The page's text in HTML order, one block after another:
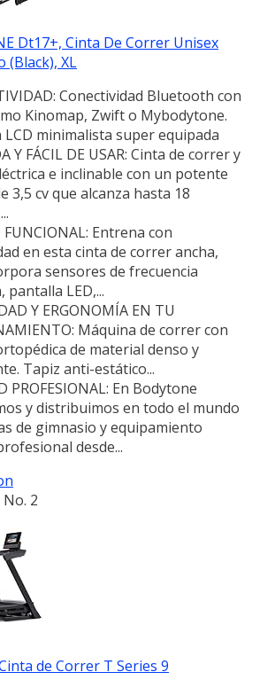
Dt17+, Cinta De Correr Unisex
(Black), XL
Conectividad Bluetooth con
Kinomap, Zwift o Mybodytone.
LCD minimalista super equipada
Y FÁCIL DE USAR: Cinta de correr y
e inclinable con un potente
3,5 cv que alcanza hasta 18
FUNCIONAL: Entrena con
en esta cinta de correr ancha,
sensores de frecuencia
pantalla LED,...
Y ERGONOMÍA EN TU
Máquina de correr con
de material denso y
Tapiz anti-estático...
PROFESIONAL: En Bodytone
y distribuimos en todo el mundo
de gimnasio y equipamiento
desde...
No. 2
de Correr T Series 9